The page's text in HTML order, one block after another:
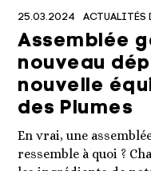
25.03.2024 ACTUALITÉS
Assemblée
nouveau
nouvelle
des Plumes
En vrai, une
ressemble à quoi ?